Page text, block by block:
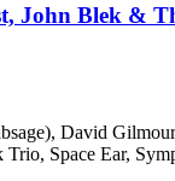
John Blek &
David
Trio, Space Ear,